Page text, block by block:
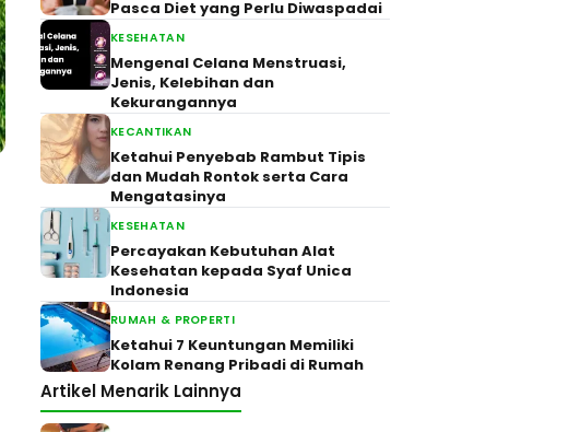
Pasca Diet yang Perlu Diwaspadai
KESEHATAN
Mengenal Celana Menstruasi,
Jenis, Kelebihan dan
Kekurangannya
KECANTIKAN
Ketahui Penyebab Rambut Tipis
dan Mudah Rontok serta Cara
Mengatasinya
KESEHATAN
Percayakan Kebutuhan Alat
Kesehatan kepada Syaf Unica
Indonesia
RUMAH & PROPERTI
Ketahui 7 Keuntungan Memiliki
Kolam Renang Pribadi di Rumah
Artikel Menarik Lainnya